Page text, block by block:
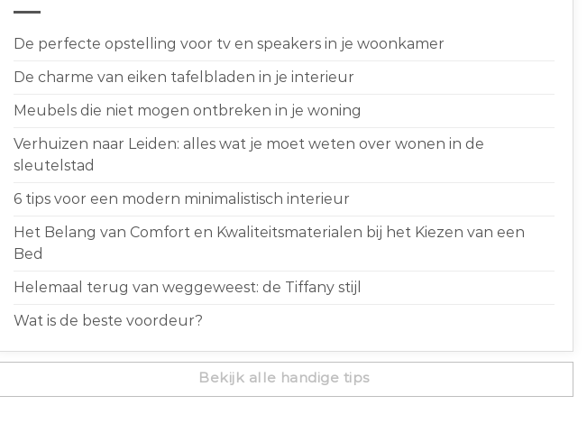
De perfecte opstelling voor tv en speakers in je woonkamer
De charme van eiken tafelbladen in je interieur
Meubels die niet mogen ontbreken in je woning
Verhuizen naar Leiden: alles wat je moet weten over wonen in de
sleutelstad
6 tips voor een modern minimalistisch interieur
Het Belang van Comfort en Kwaliteitsmaterialen bij het Kiezen van een
Bed
Helemaal terug van weggeweest: de Tiffany stijl
Wat is de beste voordeur?
Bekijk alle handige tips